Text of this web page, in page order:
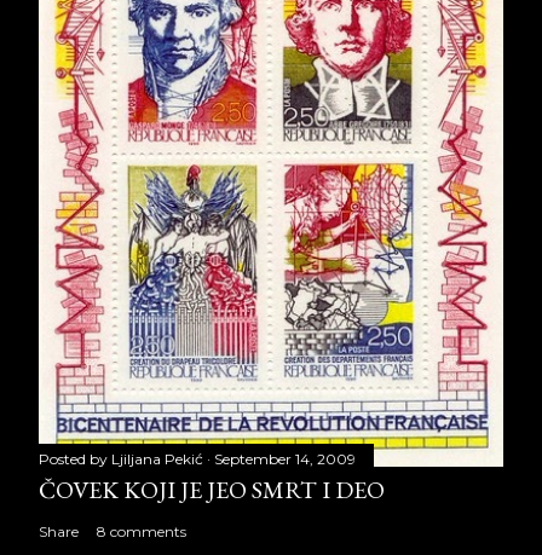
Posted by Ljiljana Pekić September 14, 2009
ČOVEK KOJI JE JEO SMRT I DEO
Share 8 comments